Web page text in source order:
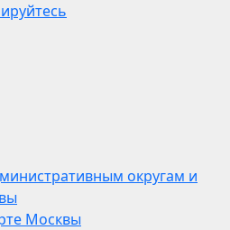
округам и
Москвы